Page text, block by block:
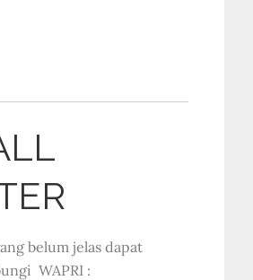
belum jelas dapat
WAPRI :